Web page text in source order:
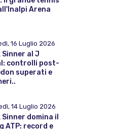
Arena
16 Luglio 2026
al J
controlli post-
superati e
14 Luglio 2026
domina il
ATP: record e